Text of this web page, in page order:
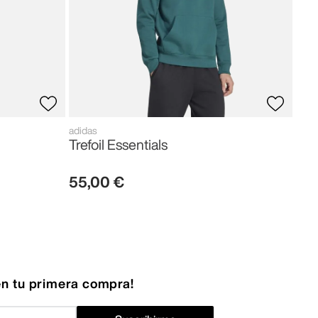
adidas
Trefoil Essentials
55,00 €
tu primera compra!